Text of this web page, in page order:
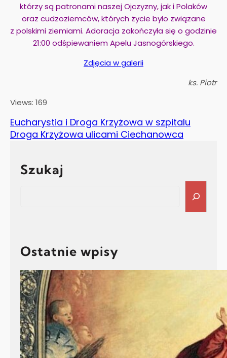
którzy są patronami naszej Ojczyzny, jak i Polaków
oraz cudzoziemców, których życie było związane
z polskimi ziemiami. Adoracja zakończyła się o godzinie
21:00 odśpiewaniem Apelu Jasnogórskiego.
Zdjęcia w galerii
ks. Piotr
Views: 169
Eucharystia i Droga Krzyżowa w szpitalu
Droga Krzyżowa ulicami Ciechanowca
Szukaj
Ostatnie wpisy